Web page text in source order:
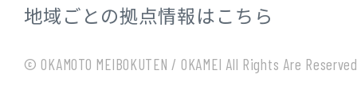
地域ごとの拠点情報はこちら
© OKAMOTO MEIBOKUTEN / OKAMEI All Rights Are Reserved